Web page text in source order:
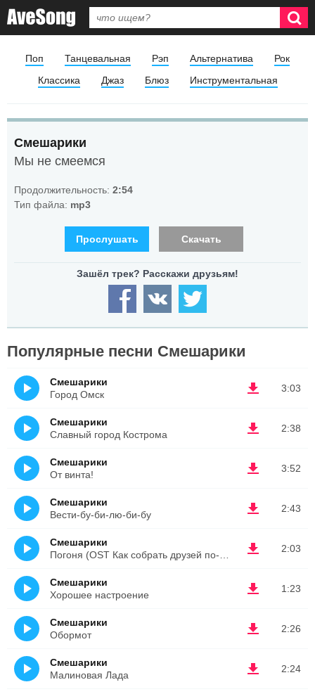
Поп Танцевальная Рэп Альтернатива
Рок
Классика
Джаз Блюз Инструментальная
Смешарики
Мы не смеемся
Продолжительность: 2:54
Тип файла: mp3
Прослушать Скачать
Популярные песни Смешарики
3:03
Смешарики
Город Омск
2:38
Смешарики
Славный город Кострома
3:52
Смешарики
От винта!
2:43
Смешарики
Вести-бу-би-лю-би-бу
2:03
Смешарики
1:23
Смешарики
Хорошее настроение
2:26
Смешарики
Обормот
2:24
Смешарики
Малиновая Лада